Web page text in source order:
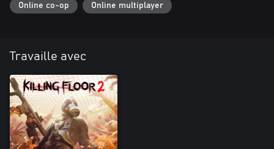
Online co-op Online multiplayer
Travaille avec